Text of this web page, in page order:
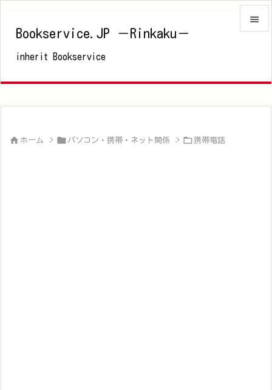
Bookservice.JP －Rinkaku－
inherit Bookservice


 ホーム >  パソコン・携帯・ネット関係 > 携帯電話